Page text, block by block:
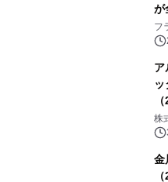
が
フ
ア
（
ー
株
金